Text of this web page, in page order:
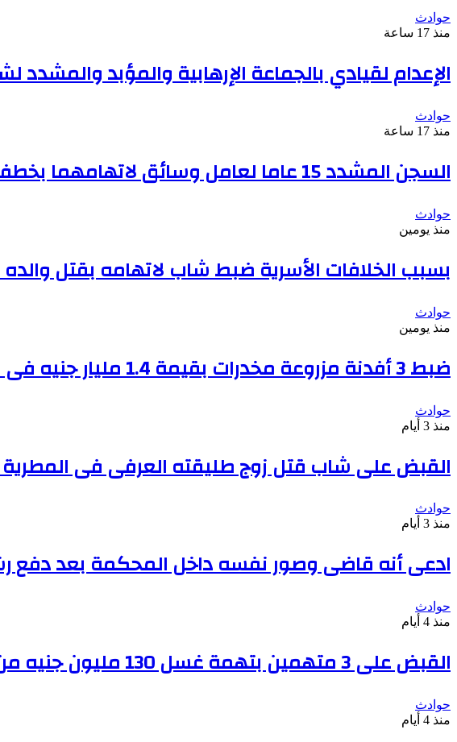
حوادث
منذ 17 ساعة
الإعدام لقيادي بالجماعة الإرهابية والمؤبد
حوادث
منذ 17 ساعة
السجن المشدد 15 عاما لعامل وسائق لاتهامهما بخطف طفل وهتك عرضه بشبرا الخيمة
حوادث
منذ يومين
بسبب الخلافات الأسرية ضبط شاب لاتهامه بقتل
حوادث
منذ يومين
ضبط 3 أفدنة مزروعة مخدرات بقيمة 1.4 مليار جنيه فى الإسماعيلية
حوادث
منذ 3 أيام
القبض على شاب قتل زوج طليقته العرفى فى
حوادث
منذ 3 أيام
ادعى أنه قاضى وصور نفسه داخل المحكمة بعد دفع رشاوى
حوادث
منذ 4 أيام
القبض على 3 متهمين بتهمة غسل 130 مليون جنيه من تجارة السلاح
حوادث
منذ 4 أيام